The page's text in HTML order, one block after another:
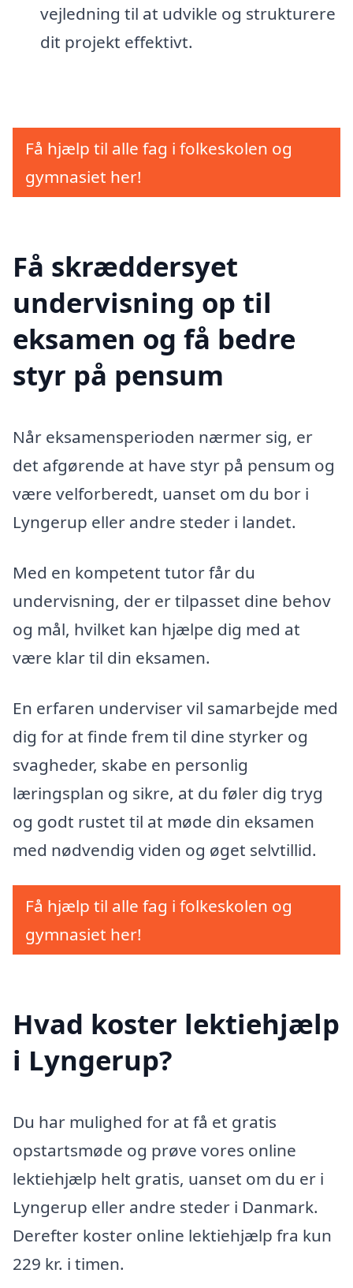
vejledning til at udvikle og strukturere
dit projekt effektivt.
Få hjælp til alle fag i folkeskolen og
gymnasiet her!
Få skræddersyet
undervisning op til
eksamen og få bedre
styr på pensum
Når eksamensperioden nærmer sig, er
det afgørende at have styr på pensum og
være velforberedt, uanset om du bor i
Lyngerup eller andre steder i landet.
Med en kompetent tutor får du
undervisning, der er tilpasset dine behov
og mål, hvilket kan hjælpe dig med at
være klar til din eksamen.
En erfaren underviser vil samarbejde med
dig for at finde frem til dine styrker og
svagheder, skabe en personlig
læringsplan og sikre, at du føler dig tryg
og godt rustet til at møde din eksamen
med nødvendig viden og øget selvtillid.
Få hjælp til alle fag i folkeskolen og
gymnasiet her!
Hvad koster lektiehjælp
i Lyngerup?
Du har mulighed for at få et gratis
opstartsmøde og prøve vores online
lektiehjælp helt gratis, uanset om du er i
Lyngerup eller andre steder i Danmark.
Derefter koster online lektiehjælp fra kun
229 kr. i timen.